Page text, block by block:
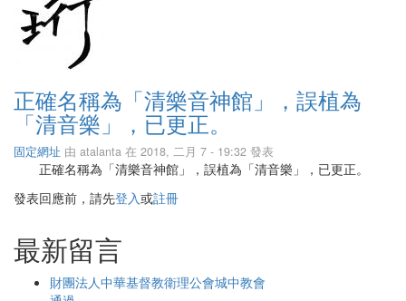
正確名稱為「清樂音神館」，誤植為
「清音樂」，已更正。
固定網址 由 atalanta 在 2018, 二月 7 - 19:32 發表
正確名稱為「清樂音神館」，誤植為「清音樂」，已更正。
發表回應前，請先登入或註冊
最新留言
財團法人中華基督教衛理公會城中教會